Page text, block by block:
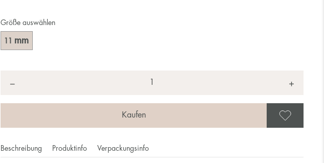
Größe auswählen
11 mm
− +
Beschreibung Produktinfo Verpackungsinfo